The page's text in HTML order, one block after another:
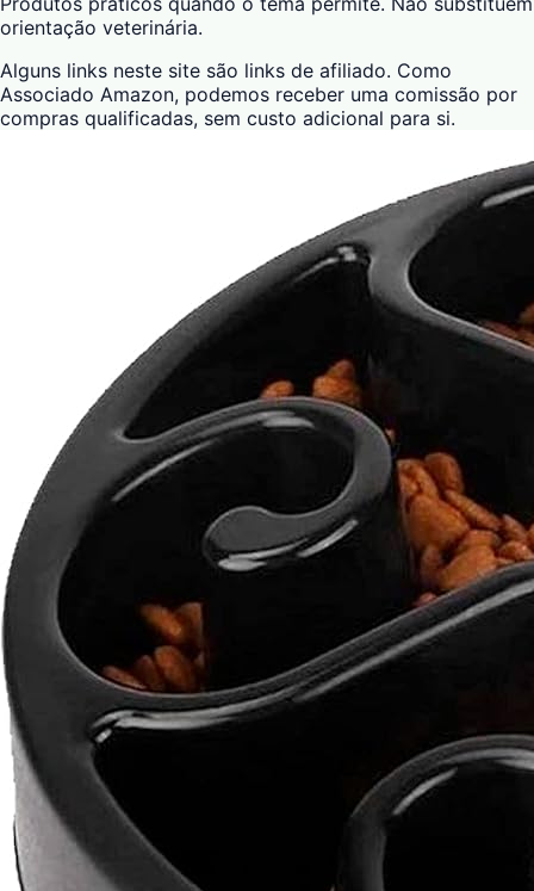
orientação veterinária.
Alguns links neste site são links de afiliado. Como
Associado Amazon, podemos receber uma comissão por
compras qualificadas, sem custo adicional para si.